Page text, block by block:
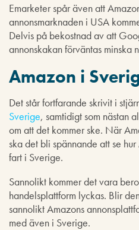
Emarketer spår även att
annonsmarknaden i USA
Delvis på bekostnad av att
annonskakan förväntas minska
Amazon i
Det står fortfarande skrivit i
Sverige, samtidigt som nästan
om att det kommer ske. När
ska det bli spännande att se
fart i Sverige.
Sannolikt kommer det vara
handelsplattform lyckas. Blir
sannolikt Amazons
med även i Sverige.